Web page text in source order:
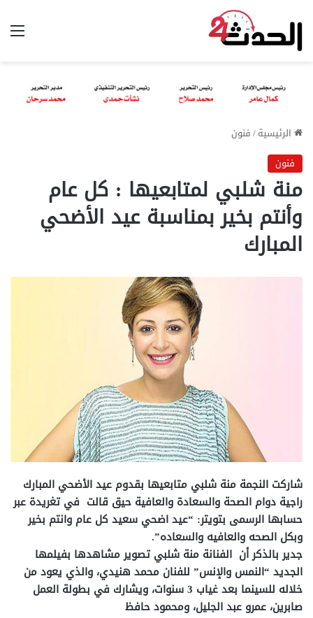
الرئيسية/فنون
فنون
منة شلبي لمتابعيها : كل عام
وأنتم بخير بمناسبة عيد الأضحي
المبارك
شاركت النجمة منة شلبي متابعيها بقدوم عيد الأضحي المبارك
راجية دوام الصحة والسعادة والعافية حيق قالت في تغريدة عبر
حسابها الرسمى بتويتر: “عيد اضحي سعيد كل عام وانتم بخير
وبكل الصحه والعافيه والسعاده”.
جدير بالذكر أن الفنانة منة شلبي تصوير مشاهدها بفيلمها
الجديد “النمس والإنس” للفنان محمد هنيدي، والذي يعود من
خلاله للسينما بعد غياب 3 سنوات، ويشارك في بطولة العمل
صابرين، عمرو عبد الجليل، ومحمود حافظ